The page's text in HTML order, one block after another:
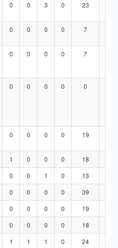
0 0 3 0 23
0 0 0 0 7
0 0 0 0 7
0 0 0 0 0
0 0 0 0 19
1 0 0 0 18
0 0 1 0 13
0 0 0 0 39
0 0 0 0 19
0 0 0 0 18
1 1 1 0 24